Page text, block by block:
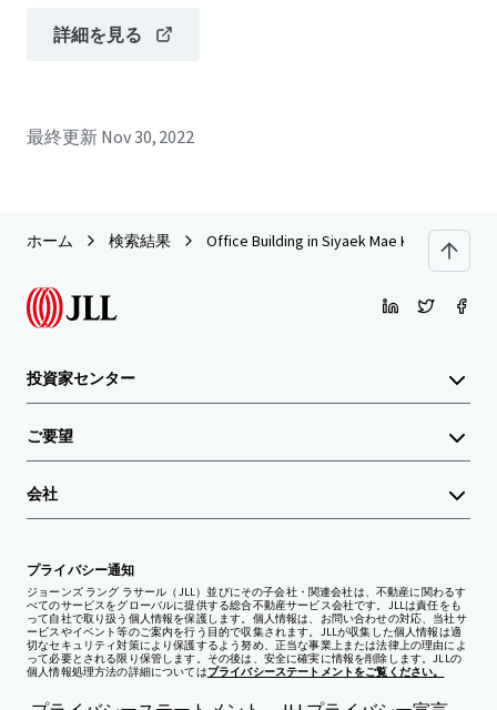
詳細を見る
最終更新 Nov 30, 2022
ホーム 検索結果 Office Building in Siyaek Mae Korn Chiang
投資家センター
ご要望
会社
プライバシー通知
ジョーンズ ラング ラサール（JLL）並びにその子会社・関連会社は、不動産に関わるす
べてのサービスをグローバルに提供する総合不動産サービス会社です。JLLは責任をも
って自社で取り扱う個人情報を保護します。個人情報は、お問い合わせの対応、当社サ
ービスやイベント等のご案内を行う目的で収集されます。JLLが収集した個人情報は適
切なセキュリティ対策により保護するよう努め、正当な事業上または法律上の理由によ
って必要とされる限り保管します。その後は、安全に確実に情報を削除します。JLLの
個人情報処理方法の詳細についてはプライバシーステートメントをご覧ください。